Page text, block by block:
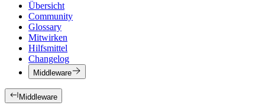
Übersicht
Community
Glossary
Mitwirken
Hilfsmittel
Changelog
Middleware
Middleware